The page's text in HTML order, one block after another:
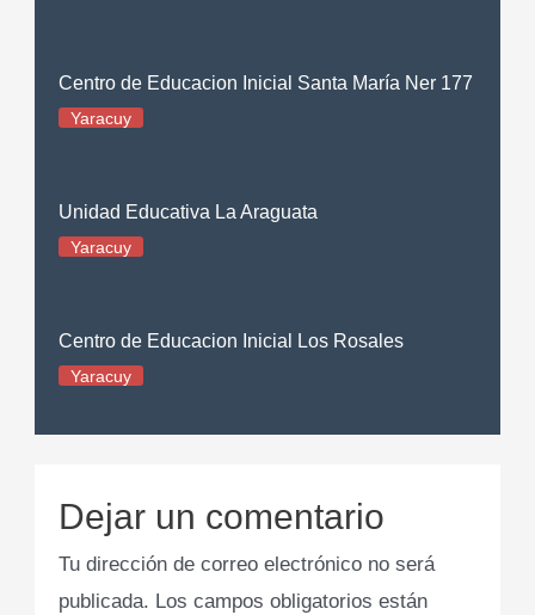
Centro de Educacion Inicial Santa María Ner 177
Yaracuy
Unidad Educativa La Araguata
Yaracuy
Centro de Educacion Inicial Los Rosales
Yaracuy
Dejar un comentario
Tu dirección de correo electrónico no será
publicada. Los campos obligatorios están